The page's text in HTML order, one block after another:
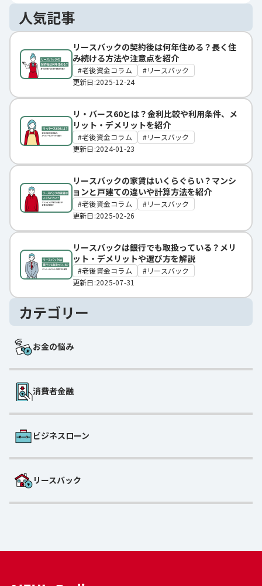
人気記事
リースバックの契約後は何年住める？長く住
み続ける方法や注意点を紹介
老後資金コラム
リースバック
更新日:2025-12-24
リ・バース60とは？金利比較や利用条件、メ
リット・デメリットを紹介
老後資金コラム
リースバック
更新日:2024-01-23
リースバックの家賃はいくらぐらい？マンシ
ョンと戸建ての違いや計算方法を紹介
老後資金コラム
リースバック
更新日:2025-02-26
リースバックは銀行でも取扱っている？メリ
ット・デメリットや選び方を解説
老後資金コラム
リースバック
更新日:2025-07-31
カテゴリー
お金の悩み
消費者金融
ビジネスローン
リースバック